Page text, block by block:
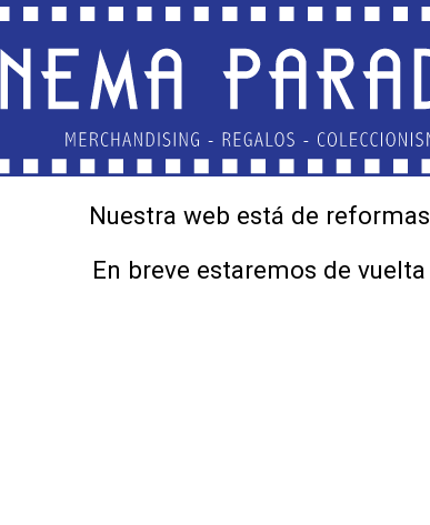
Nuestra web está de reformas
En breve estaremos de vuelta